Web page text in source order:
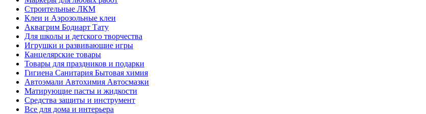
Строительные ЛКМ
Клеи и Аэрозольные клеи
Аквагрим Бодиарт Тату
Для школы и детского творчества
Игрушки и развивающие игры
Канцелярские товары
Товары для праздников и подарки
Гигиена Санитария Бытовая химия
Автоэмали Автохимия Автосмазки
Матирующие пасты и жидкости
Средства защиты и инструмент
Все для дома и интерьера